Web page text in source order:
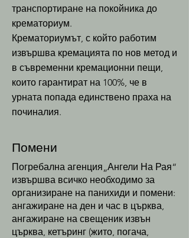
транспортиране на покойника до
крематориум.
Крематориумът, с който работим
извършва кремацията по нов метод и
в съвременни кремационни пещи,
които гарантират на 100%, че в
урната попада единствено праха на
починалия.
Помени
Погребална агенция„Ангели На Рая“
извършва всичко необходимо за
организиране на панихиди и помени:
ангажиране на ден и час в църква,
ангажиране на свещеник извън
църква, кетъринг (жито, погача,